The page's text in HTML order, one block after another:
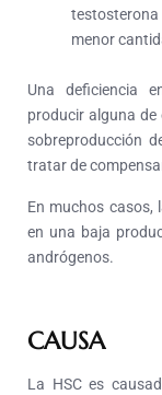
menor
Una deficiencia
producir alguna de
sobreproducción
tratar de
En muchos casos,
en una baja
andrógenos.
CAUSA
La HSC es